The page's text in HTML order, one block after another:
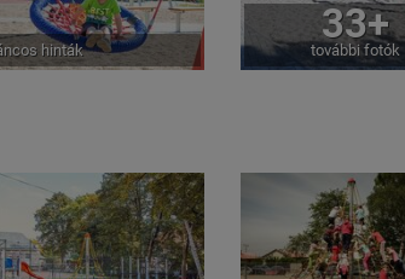
hinták
33+
további fotók